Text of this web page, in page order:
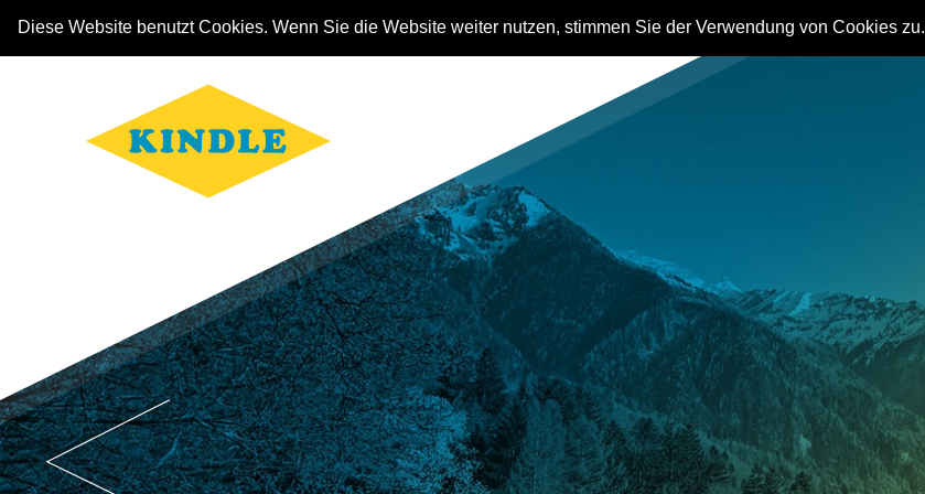
Diese Website benutzt Cookies. Wenn Sie die Website weiter nutzen, stimmen Sie der Verwendung von Cookies zu.